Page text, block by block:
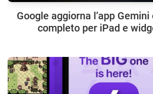
Google aggiorna l’app
completo per iPad e